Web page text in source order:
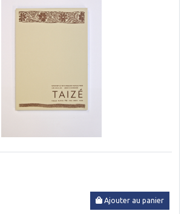
Ajouter au panier